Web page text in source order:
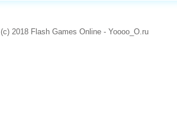
(c) 2018 Flash Games Online - Yoooo_O.ru